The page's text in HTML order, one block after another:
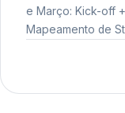
e Março: Kick-off
Mapeamento de